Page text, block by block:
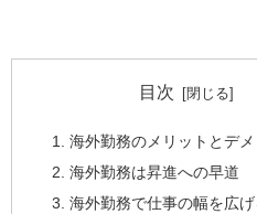
目次
海外勤務のメリットとデ
海外勤務は昇進への早道
海外勤務で仕事の幅を広げ